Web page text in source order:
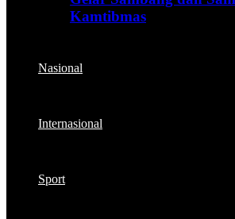
Kamtibmas
Nasional
Internasional
Sport